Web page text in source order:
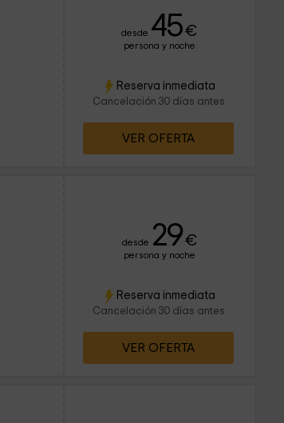
desde 45€
persona y noche
Reserva inmediata
Cancelación 30 días antes
VER OFERTA
desde 29€
persona y noche
Reserva inmediata
Cancelación 30 días antes
VER OFERTA